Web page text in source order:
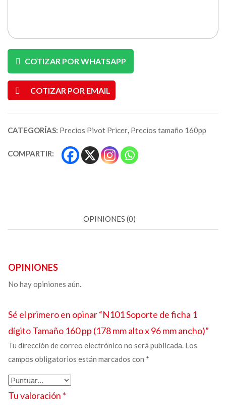
COTIZAR POR WHATSAPP
COTIZAR POR EMAIL
CATEGORÍAS: Precios Pivot Pricer, Precios tamaño 160pp
COMPARTIR:
OPINIONES (0)
OPINIONES
No hay opiniones aún.
Sé el primero en opinar “N101Soporte de ficha 1
dígito Tamaño 160 pp (178 mm alto x 96 mm ancho)”
Tu dirección de correo electrónico no será publicada. Los
campos obligatorios están marcados con *
Tu valoración *